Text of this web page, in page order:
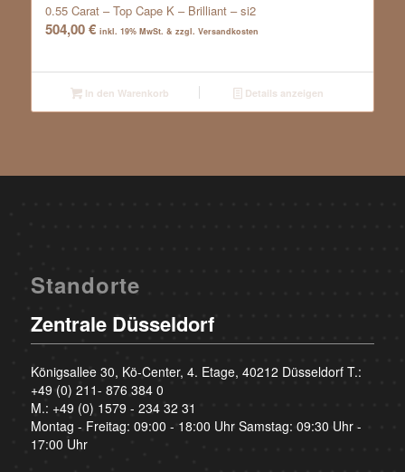
0.55 Carat – Top Cape K – Brilliant – si2
504,00€ inkl. 19% MwSt. & zzgl. Versandkosten
In den Warenkorb Details anzeigen
Standorte
Zentrale Düsseldorf
Königsallee 30, Kö-Center, 4. Etage, 40212 Düsseldorf T.:
+49 (0) 211- 876 384 0
M.: +49 (0) 1579 - 234 32 31
Montag - Freitag: 09:00 - 18:00 Uhr Samstag: 09:30 Uhr -
17:00 Uhr